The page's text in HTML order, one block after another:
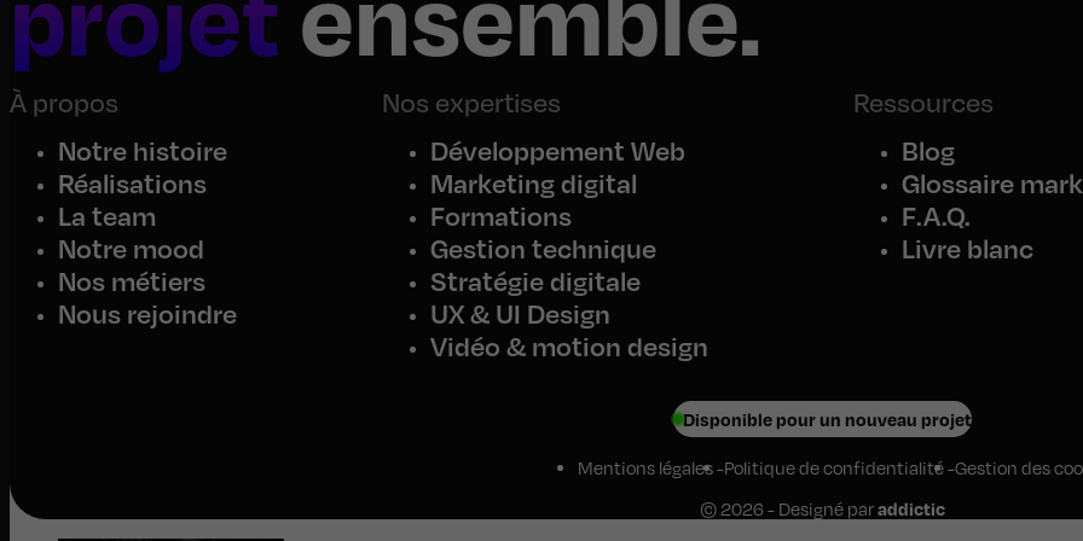
À propos
Notre histoire
Réalisations
La team
Notre mood
Nos métiers
Nous rejoindre
Nos expertises
Développement Web
Marketing digital
Formations
Gestion technique
Stratégie digitale
UX & UI Design
Vidéo & motion design
Ressources
Blog
Glossaire
F.A.Q.
Livre blanc
Disponible pour un nouveau projet
Mentions légales Politique de confidentialité Gestion des
© 2026 - Designé paraddictic